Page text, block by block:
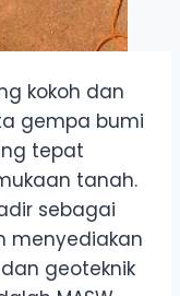
kokoh dan
gempa bumi
tepat
tanah.
sebagai
menyediakan
geoteknik